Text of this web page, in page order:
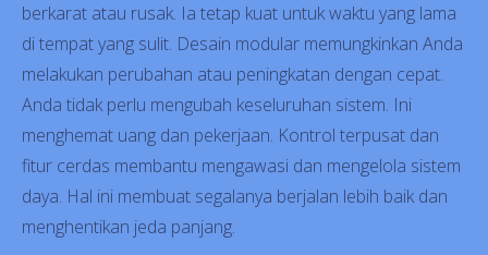
berkarat atau rusak. Ia tetap kuat untuk waktu yang lama
di tempat yang sulit. Desain modular memungkinkan Anda
melakukan perubahan atau peningkatan dengan cepat.
Anda tidak perlu mengubah keseluruhan sistem. Ini
menghemat uang dan pekerjaan. Kontrol terpusat dan
fitur cerdas membantu mengawasi dan mengelola sistem
daya. Hal ini membuat segalanya berjalan lebih baik dan
menghentikan jeda panjang.